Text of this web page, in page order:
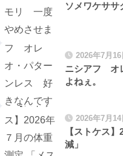
ソメワケサ
2026年7月16
ニシアフ オ
よねぇ。
2026年7月14
【ストケス
減」